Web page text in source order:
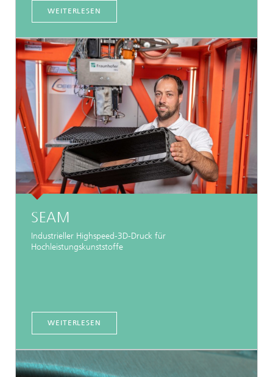
WEITERLESEN
SEAM
Industrieller Highspeed-3D-Druck für
Hochleistungskunststoffe
WEITERLESEN